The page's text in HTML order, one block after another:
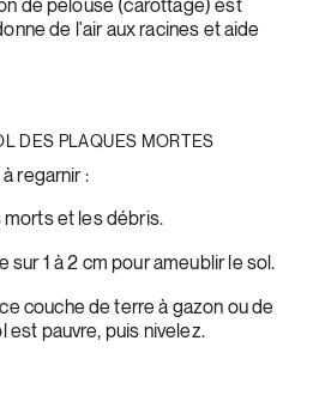
de pelouse (carottage) est
de l'air aux racines et aide
DES PLAQUES MORTES
regarnir :
morts et les débris.
sur 1 à 2 cm pour ameublir le sol.
couche de terre à gazon ou de
est pauvre, puis nivelez.